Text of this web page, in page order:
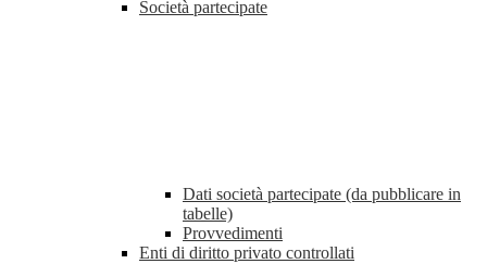
Società partecipate
Dati società partecipate (da pubblicare in
tabelle)
Provvedimenti
Enti di diritto privato controllati